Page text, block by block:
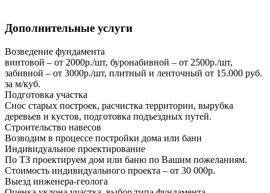
Дополнительные услуги
Возведение фундамента
винтовой – от 2000р./шт, буронабивной – от 2500р./шт,
забивной – от 3000р./шт, плитный и ленточный от 15.000 руб.
за м/куб.
Подготовка участка
Снос старых построек, расчистка территории, вырубка
деревьев и кустов, подготовка подъездных путей.
Строительство навесов
Возводим в процессе постройки дома или бани
Индивидуальное проектирование
По ТЗ проектируем дом или баню по Вашим пожеланиям.
Стоимость индивидуального проекта – от 30 000р.
Выезд инженера-геолога